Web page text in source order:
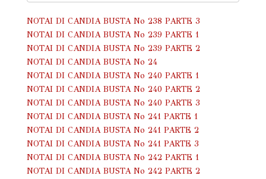
NOTAI DI CANDIA BUSTA No 238 PARTE 3
NOTAI DI CANDIA BUSTA No 239 PARTE 1
NOTAI DI CANDIA BUSTA No 239 PARTE 2
NOTAI DI CANDIA BUSTA No 24
NOTAI DI CANDIA BUSTA No 240 PARTE 1
NOTAI DI CANDIA BUSTA No 240 PARTE 2
NOTAI DI CANDIA BUSTA No 240 PARTE 3
NOTAI DI CANDIA BUSTA No 241 PARTE 1
NOTAI DI CANDIA BUSTA No 241 PARTE 2
NOTAI DI CANDIA BUSTA No 241 PARTE 3
NOTAI DI CANDIA BUSTA No 242 PARTE 1
NOTAI DI CANDIA BUSTA No 242 PARTE 2